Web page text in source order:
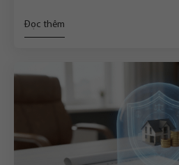
Đọc thêm